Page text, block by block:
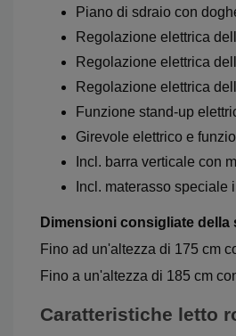
Piano di sdraio con
Regolazione elettrica
Regolazione elettrica
Regolazione elettrica
Funzione stand-up
Girevole elettrico e
Incl. barra verticale con
Incl. materasso
Dimensioni consigliate
Fino ad un'altezza di 175 cm
Fino a un'altezza di 185 cm
Caratteristiche letto